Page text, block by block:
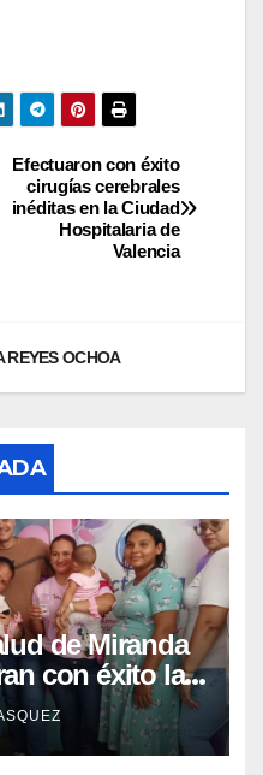
Efectuaron con éxito
cirugías cerebrales
inéditas en la Ciudad
Hospitalaria de
Valencia
REYES OCHOA
de Miranda
con éxito la
la Lactancia